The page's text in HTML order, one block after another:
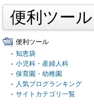
便利ツー
便利ツール
知恵袋
小児科・産婦人科
保育園・幼稚園
人気ブログランキング
サイトカテゴリ一覧